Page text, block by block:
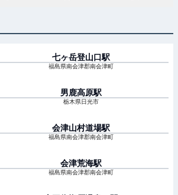
七ヶ岳登山口駅
福島県南会津郡南会津町
男鹿高原駅
栃木県日光市
会津山村道場駅
福島県南会津郡南会津町
会津荒海駅
福島県南会津郡南会津町